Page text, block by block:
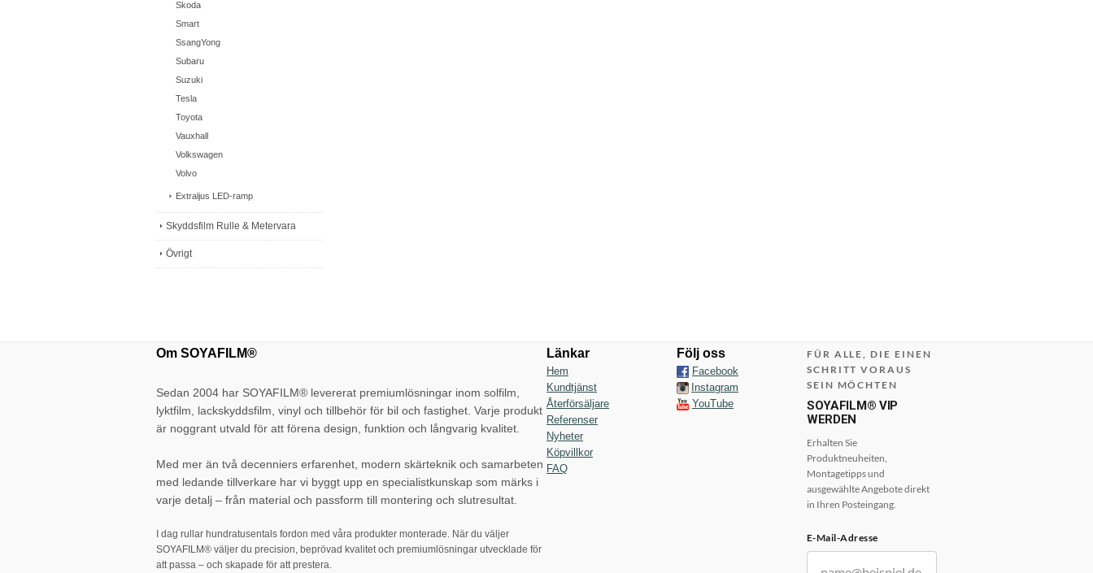
Skoda
Smart
SsangYong
Subaru
Suzuki
Tesla
Toyota
Vauxhall
Volkswagen
Volvo
Extraljus LED-ramp
Skyddsfilm Rulle & Metervara
Övrigt
Om SOYAFILM®
Sedan 2004 har SOYAFILM® levererat premiumlösningar inom solfilm,
lyktfilm, lackskyddsfilm, vinyl och tillbehör för bil och fastighet. Varje produkt
är noggrant utvald för att förena design, funktion och långvarig kvalitet.
Med mer än två decenniers erfarenhet, modern skärteknik och samarbeten
med ledande tillverkare har vi byggt upp en specialistkunskap som märks i
varje detalj – från material och passform till montering och slutresultat.
I dag rullar hundratusentals fordon med våra produkter monterade. När du väljer
SOYAFILM® väljer du precision, beprövad kvalitet och premiumlösningar utvecklade för
att passa – och skapade för att prestera.
Länkar
Hem
Kundtjänst
Återförsäljare
Referenser
Nyheter
Köpvillkor
FAQ
Följ oss
Facebook
Instagram
YouTube
FÜR ALLE, DIE EINEN
SCHRITT VORAUS
SEIN MÖCHTEN
SOYAFILM® VIP
WERDEN
Erhalten Sie
Produktneuheiten,
Montagetipps und
ausgewählte Angebote direkt
in Ihren Posteingang.
E-Mail-Adresse